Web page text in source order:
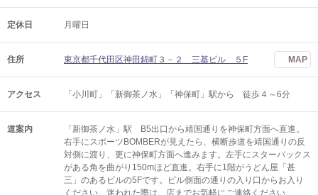
定休日 月曜日
住所 東京都千代田区神田錦町３－２ 三基ビル ５F MAP
アクセス 「小川町」「新御茶ノ水」「神保町」駅から 徒歩４～6分
道案内
「新御茶ノ水」駅 B5出口から靖国通りを神保町方面へ直進。
右手にスポーツBOMBERが見えたら、横断歩道を靖国通りの反
対側に渡り、更に神保町方面へ進みます。左手にスターバックス
がある角を曲がり150mほど直進。右手に1階がうどん屋「甚
三」のあるビルの5Fです。ビル側面の通りの入り口からお入り
ください。迷われた際は、店までお気軽にご連絡ください。